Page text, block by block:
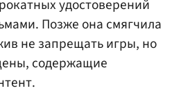
удостоверений
Позже она смягчила
не запрещать игры, но
содержащие